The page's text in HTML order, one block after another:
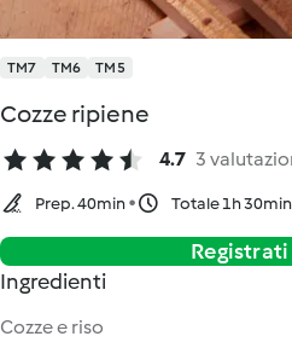
TM7 TM6 TM5
Cozze ripiene
4.7 3
Prep. 40min Totale 1h 30min
Ingredienti
Cozze e riso